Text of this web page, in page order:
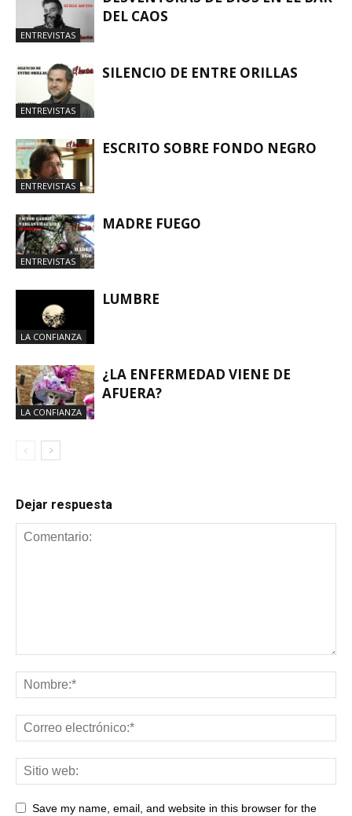
ENTREVISTAS
DEL CAOS
ENTREVISTAS
SILENCIO DE ENTRE ORILLAS
ENTREVISTAS
ESCRITO SOBRE FONDO NEGRO
ENTREVISTAS
MADRE FUEGO
LA CONFIANZA
LUMBRE
LA CONFIANZA
¿LA ENFERMEDAD VIENE DE
AFUERA?
Dejar respuesta
Save my name, email, and website in this browser for the